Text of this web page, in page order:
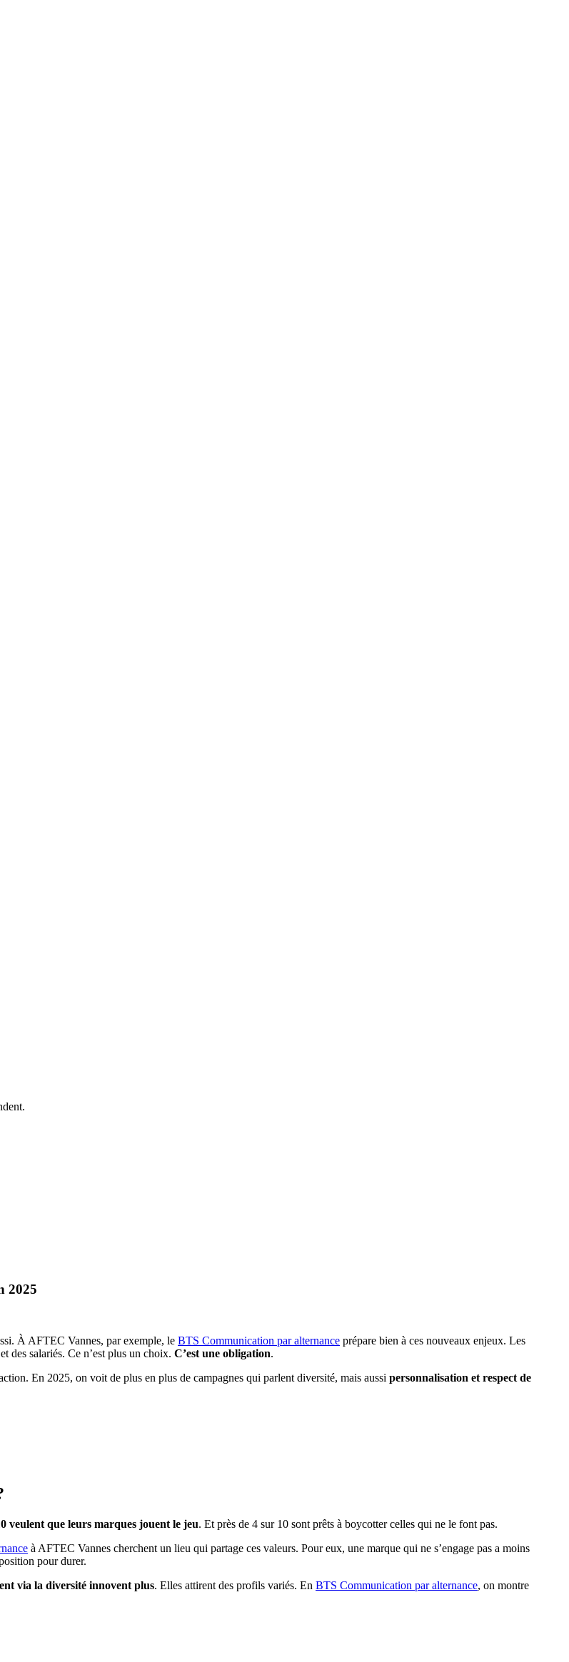
2025
À AFTEC Vannes, par exemple, le BTS Communication par alternance prépare bien à ces nouveaux enjeux. Les
des salariés. Ce n’est plus un choix. C’est une obligation.
En 2025, on voit de plus en plus de campagnes qui parlent diversité, mais aussi personnalisation et respect de
veulent que leurs marques jouent le jeu. Et près de 4 sur 10 sont prêts à boycotter celles qui ne le font pas.
à AFTEC Vannes cherchent un lieu qui partage ces valeurs. Pour eux, une marque qui ne s’engage pas a moins
pour durer.
via la diversité innovent plus. Elles attirent des profils variés. En BTS Communication par alternance, on montre